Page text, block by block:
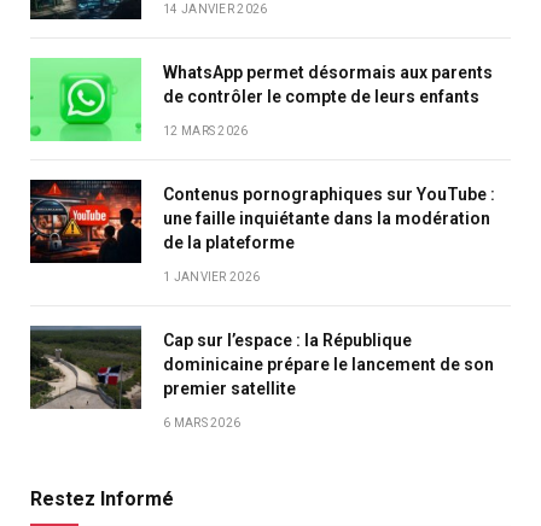
14 JANVIER 2026
WhatsApp permet désormais aux parents
de contrôler le compte de leurs enfants
12 MARS 2026
Contenus pornographiques sur YouTube :
une faille inquiétante dans la modération
de la plateforme
1 JANVIER 2026
Cap sur l’espace : la République
dominicaine prépare le lancement de son
premier satellite
6 MARS 2026
Restez Informé